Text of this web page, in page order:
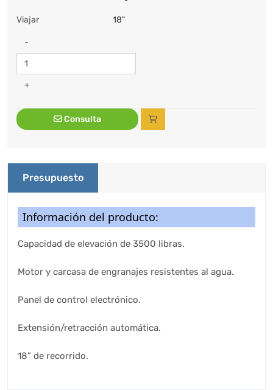
Viajar 18"
-
+
Consulta
Presupuesto
Información del producto:
Capacidad de elevación de 3500 libras.
Motor y carcasa de engranajes resistentes al agua.
Panel de control electrónico.
Extensión/retracción automática.
18” de recorrido.